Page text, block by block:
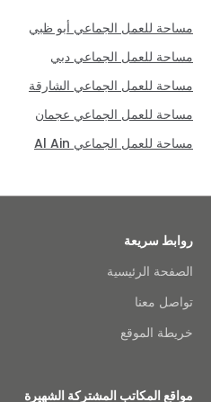
مساحة للعمل الجماعي أبو ظبي
مساحة للعمل الجماعي دبي
مساحة للعمل الجماعي الشارقة
مساحة للعمل الجماعي عجمان
مساحة للعمل الجماعي Al Ain
روابط سريعة
الصفحة الرئيسية
تواصل معنا
خريطة الموقع
مواقع المكاتب المشتركة الشهيرة